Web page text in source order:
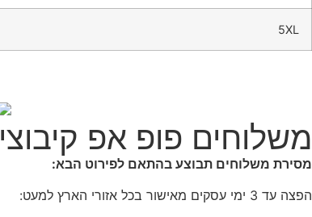
5XL
משלוחים פופ אפ קיבוצי
מסירת משלוחים תבוצע בהתאם לפירוט הבא:
הפצה עד 3 ימי עסקים מאישור בכל אזורי הארץ למעט: